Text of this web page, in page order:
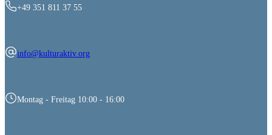
+49 351 811 37 55
info@kulturaktiv.org
Montag - Freitag 10:00 - 16:00